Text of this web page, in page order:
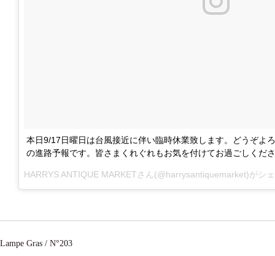
本日9/17日曜日は台風接近に伴い臨時休業致します。どうぞよ
の進路予報です。皆さまくれぐれもお気を付けてお過ごしくだ
HARRYS ANTIQUE MARKETさん(@harrysantiquemarket)がシ
Lampe Gras / N°203